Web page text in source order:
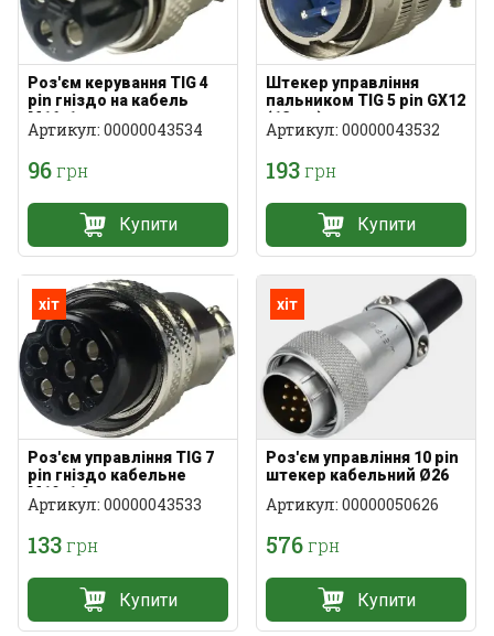
Роз'єм керування TIG 4
pin гніздо на кабель
M16x1
Артикул: 00000043534
96грн
Купити
Штекер управління
пальником TIG 5 pin GX12
(12 мм)
Артикул: 00000043532
193грн
Купити
хіт
Роз'єм управління TIG 7
pin гніздо кабельне
M19x1.0
Артикул: 00000043533
133грн
Купити
хіт
Роз'єм управління 10 pin
штекер кабельний Ø26
Артикул: 00000050626
576грн
Купити